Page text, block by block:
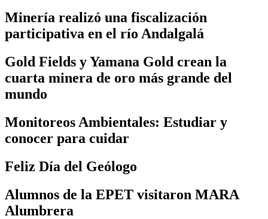
Minería realizó una fiscalización
participativa en el río Andalgalá
Gold Fields y Yamana Gold crean la
cuarta minera de oro más grande del
mundo
Monitoreos Ambientales: Estudiar y
conocer para cuidar
Feliz Día del Geólogo
Alumnos de la EPET visitaron MARA
Alumbrera